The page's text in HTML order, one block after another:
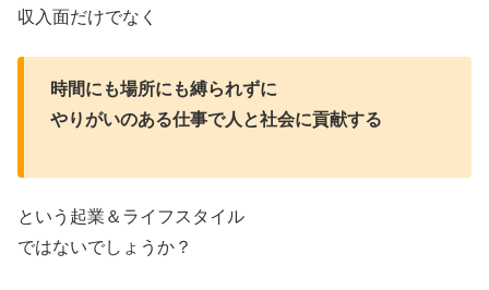
収入面だけでなく
時間にも場所にも縛られずに
やりがいのある仕事で人と社会に貢献する
という起業＆ライフスタイル
ではないでしょうか？